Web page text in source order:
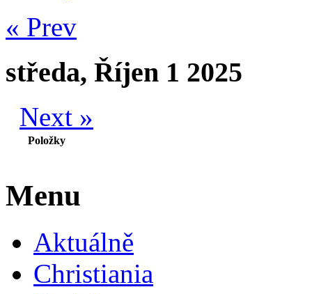
« Prev
středa, Říjen 1 2025
Next »
Položky
Menu
Aktuálně
Christiania